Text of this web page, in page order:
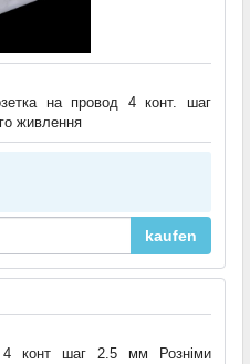
на провод 4 конт. шаг
живлення
kaufen
4 конт шаг 2.5 мм Розніми